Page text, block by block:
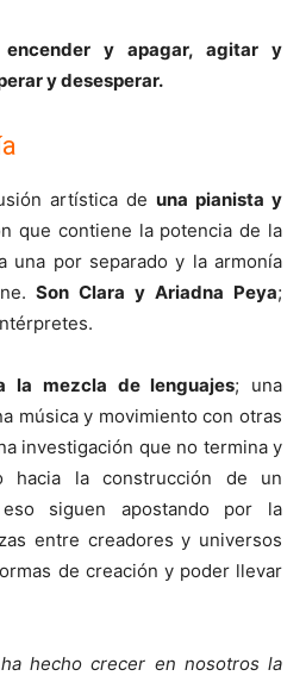
encender y apagar, agitar y
y desesperar.
artística de una pianista y
que contiene la potencia de la
una por separado y la armonía
Son Clara y Ariadna Peya;
la mezcla de lenguajes; una
música y movimiento con otras
investigación que no termina y
hacia la construcción de un
siguen apostando por la
entre creadores y universos
de creación y poder llevar
hecho crecer en nosotros la